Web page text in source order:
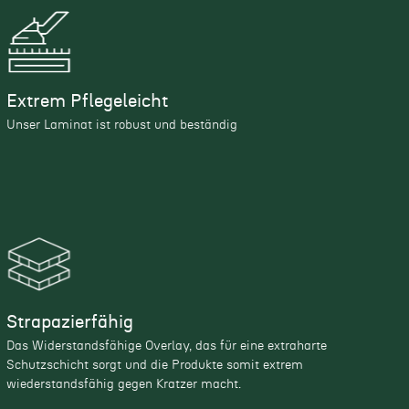
Extrem Pflegeleicht
Unser Laminat ist robust und beständig
Strapazierfähig
Das Widerstandsfähige Overlay, das für eine extraharte
Schutzschicht sorgt und die Produkte somit extrem
wiederstandsfähig gegen Kratzer macht.